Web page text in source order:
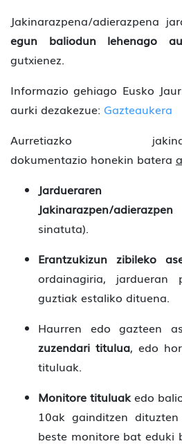
Jakinarazpena/adierazpena
egun baliodun lehenago
gutxienez.
Informazio gehiago Eusko
aurki dezakezue: Gazteaukera
Aurretiazko
dokumentazio honekin batera
Jardueraren
Jakinarazpen/adierazpen
sinatuta).
Erantzukizun zibileko
ordainagiria, jardueran
guztiak estaliko dituena.
Haurren edo gazteen
zuzendari titulua, edo
tituluak.
Monitore tituluakedo
10ak gainditzen
beste monitore bat eduki